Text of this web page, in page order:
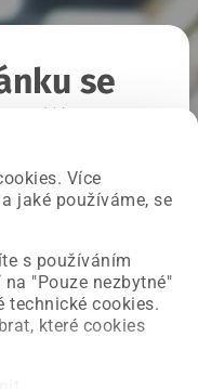
Více
jaké používáme, se
s používáním
"Pouze nezbytné"
technické cookies.
které cookies
se
už ji opravujeme.
stránku.
Úvodní strana